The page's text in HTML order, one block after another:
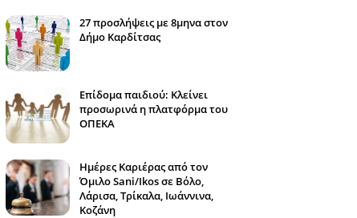
27 προσλήψεις με 8μηνα στον
Δήμο Καρδίτσας
Επίδομα παιδιού: Κλείνει
προσωρινά η πλατφόρμα του
ΟΠΕΚΑ
Ημέρες Καριέρας από τον
Όμιλο Sani/Ikos σε Βόλο,
Λάρισα, Τρίκαλα, Ιωάννινα,
Κοζάνη